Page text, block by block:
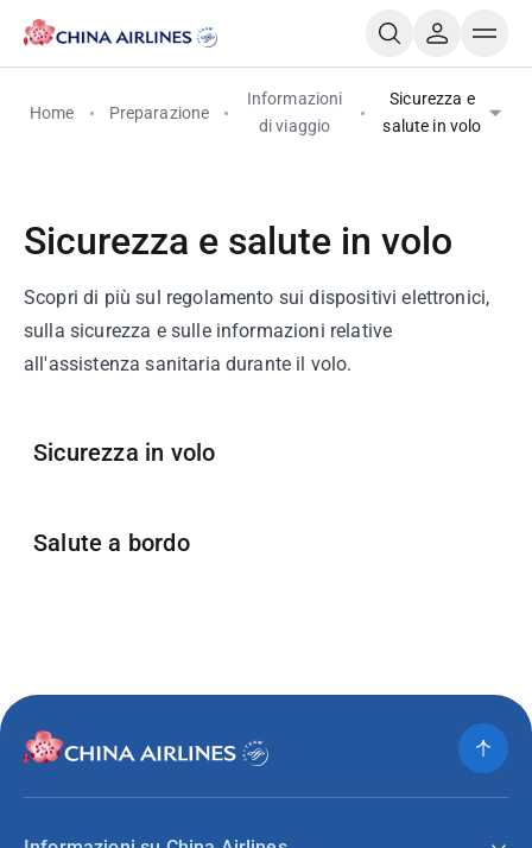
Home Preparazione
Informazioni
di viaggio
Sicurezza e
salute in volo
Sicurezza e salute in volo
Scopri di più sul regolamento sui dispositivi elettronici,
sulla sicurezza e sulle informazioni relative
all'assistenza sanitaria durante il volo.
Sicurezza in volo
Salute a bordo